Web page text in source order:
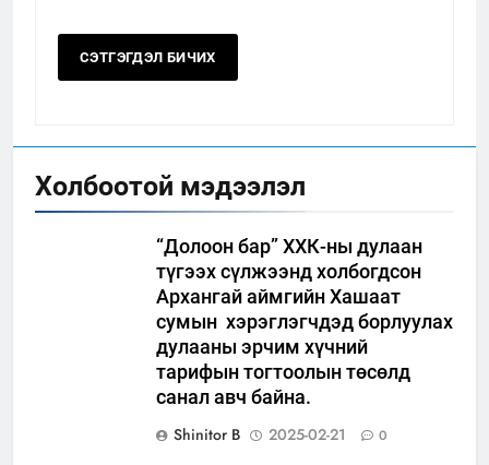
Холбоотой мэдээлэл
“Долоон бар” ХХК-ны дулаан
түгээх сүлжээнд холбогдсон
Архангай аймгийн Хашаат
сумын хэрэглэгчдэд борлуулах
дулааны эрчим хүчний
тарифын тогтоолын төсөлд
санал авч байна.
Shinitor B
2025-02-21 0